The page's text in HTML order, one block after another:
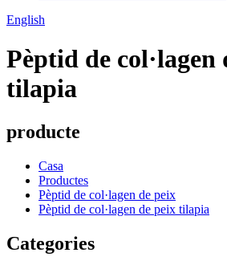
English
Pèptid de col·lagen
tilapia
producte
Casa
Productes
Pèptid de col·lagen de peix
Pèptid de col·lagen de peix tilapia
Categories